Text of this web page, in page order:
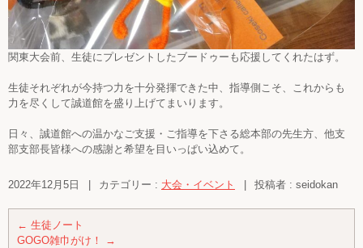
関東大会前、生徒にプレゼントしたブードゥーも応援してくれたはず。
生徒それぞれが今持つ力を十分発揮できた中、指導側こそ、これからも
力を尽くして誠道館を盛り上げてまいります。
日々、誠道館への温かなご支援・ご指導を下さる総本部の先生方、他支
部支部長皆様への感謝と希望を目いっぱい込めて。
2022年12月5日 カテゴリー : 大会・イベント 投稿者 : seidokan
← 生徒ノート
GOGO雑巾がけ！
→